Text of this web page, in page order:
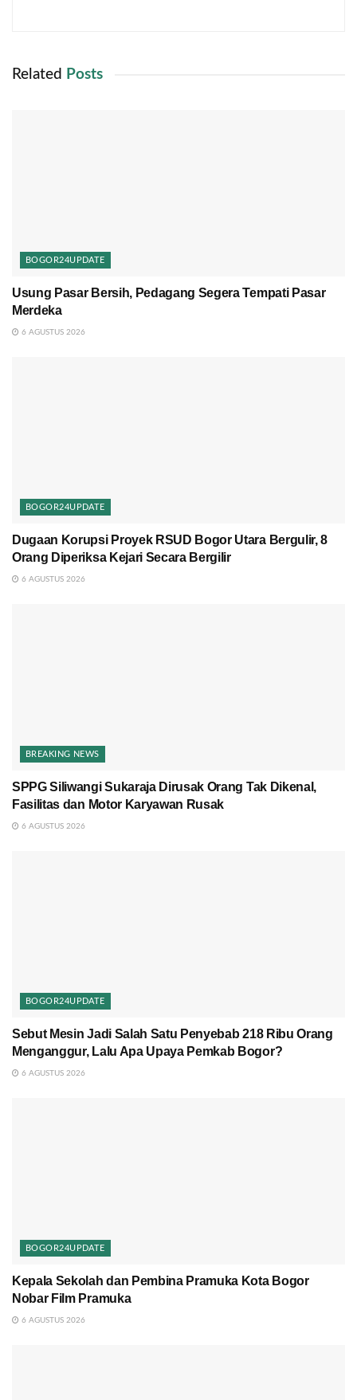
Related Posts
BOGOR24UPDATE
Usung Pasar Bersih, Pedagang Segera Tempati Pasar
Merdeka
6 AGUSTUS 2026
BOGOR24UPDATE
Dugaan Korupsi Proyek RSUD Bogor Utara Bergulir, 8
Orang Diperiksa Kejari Secara Bergilir
6 AGUSTUS 2026
BREAKING NEWS
SPPG Siliwangi Sukaraja Dirusak Orang Tak Dikenal,
Fasilitas dan Motor Karyawan Rusak
6 AGUSTUS 2026
BOGOR24UPDATE
Sebut Mesin Jadi Salah Satu Penyebab 218 Ribu Orang
Menganggur, Lalu Apa Upaya Pemkab Bogor?
6 AGUSTUS 2026
BOGOR24UPDATE
Kepala Sekolah dan Pembina Pramuka Kota Bogor
Nobar Film Pramuka
6 AGUSTUS 2026